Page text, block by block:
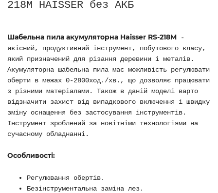
218M HAISSER без АКБ
Шабельна пила акумуляторна Haisser RS-218M -
якісний, продуктивний інструмент, побутового класу,
який призначений для різання деревини і металів.
Акумуляторна шабельна пила має можливість регулювати
оберти в межах 0-2800ход./хв., що дозволяє працювати
з різними матеріалами. Також в даній моделі варто
відзначити захист від випадкового включення і швидку
зміну оснащення без застосування інструментів.
Інструмент зроблений за новітніми технологіями на
сучасному обладнанні.
Особливості:
Регулювання обертів.
Безінструментальна заміна лез.